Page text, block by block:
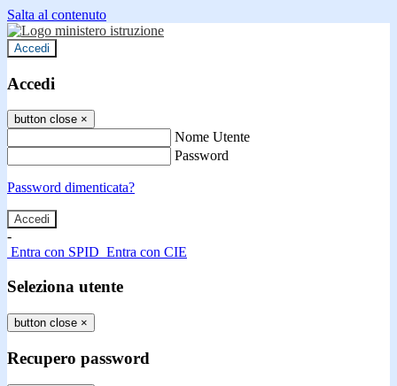
Salta al contenuto
Accedi
Accedi
button close ×
Nome Utente
Password
Password dimenticata?
-
Entra con SPID Entra con CIE
Seleziona utente
button close ×
Recupero password